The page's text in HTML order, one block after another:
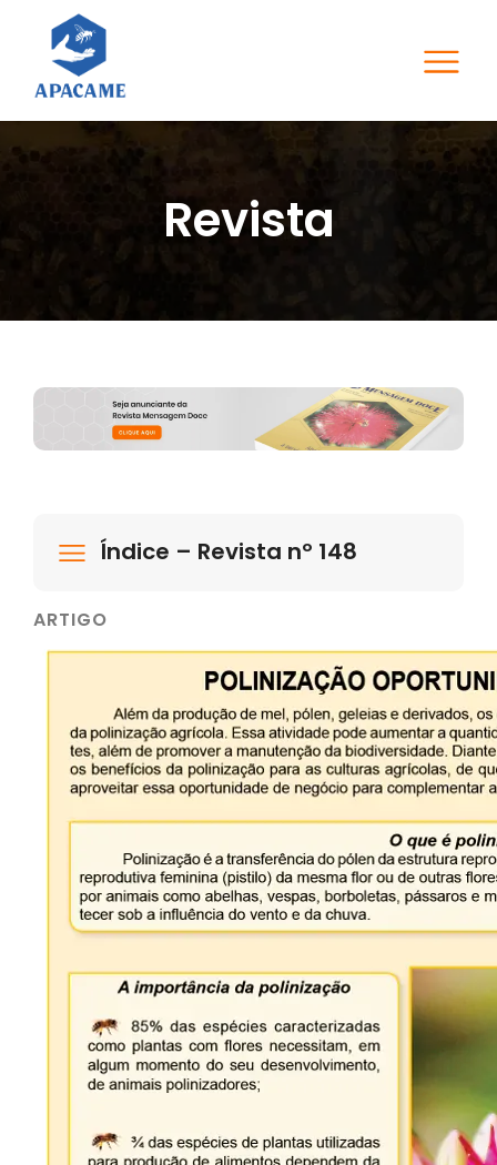
Revista
Índice – Revista nº 148
ARTIGO